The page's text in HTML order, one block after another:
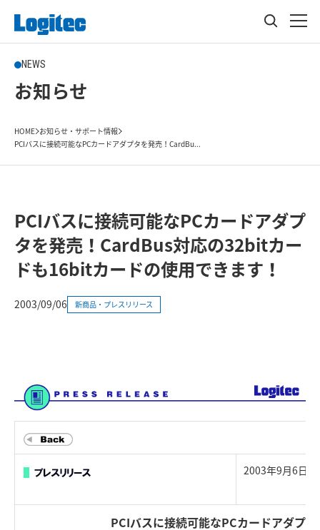
NEWS
お知らせ
HOME お知らせ・サポート情報
PCIバスに接続可能なPCカードアダプタを発売！CardBu...
PCIバスに接続可能なPCカードアダプ
タを発売！CardBus対応の32bitカー
ドも16bitカードの使用できます！
2003/09/06 新商品・プレスリリース
2003年9月6日
PCIバスに接続可能なPCカードアダプ